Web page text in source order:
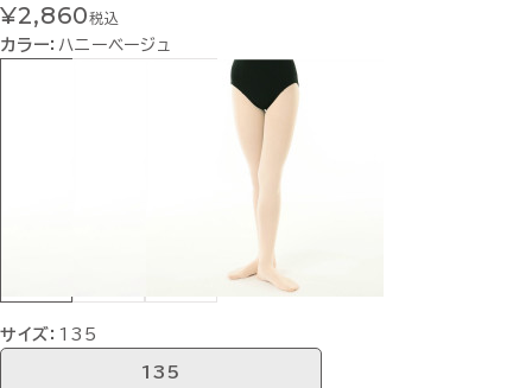
¥2,860税込
カラー： ハニーベージュ
サイズ： 135
135